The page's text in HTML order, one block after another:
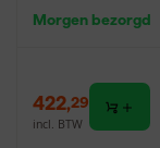
lijnen
Morgen bezorgd
422,29
incl. BTW